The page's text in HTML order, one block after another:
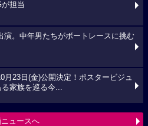
が担当
演。中年男たちがボートレースに挑む
月23日(金)公開決定！ポスタービジュ
家族を巡る今...
ュースへ